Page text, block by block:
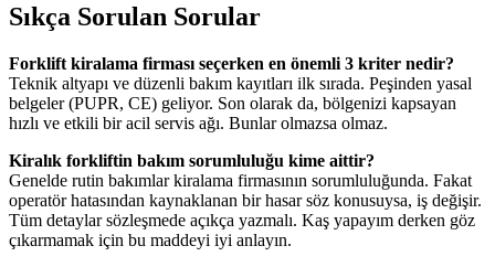
Sıkça Sorulan Sorular
Forklift kiralama firması seçerken en önemli 3 kriter nedir?
Teknik altyapı ve düzenli bakım kayıtları ilk sırada. Peşinden yasal
belgeler (PUPR, CE) geliyor. Son olarak da, bölgenizi kapsayan
hızlı ve etkili bir acil servis ağı. Bunlar olmazsa olmaz.
Kiralık forkliftin bakım sorumluluğu kime aittir?
Genelde rutin bakımlar kiralama firmasının sorumluluğunda. Fakat
operatör hatasından kaynaklanan bir hasar söz konusuysa, iş değişir.
Tüm detaylar sözleşmede açıkça yazmalı. Kaş yapayım derken göz
çıkarmamak için bu maddeyi iyi anlayın.